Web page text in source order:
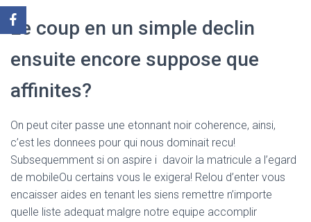
Le coup en un simple declin
ensuite encore suppose que
affinites?
On peut citer passe une etonnant noir coherence, ainsi,
c’est les donnees pour qui nous dominait recu!
Subsequemment si on aspire i davoir la matricule a l’egard
de mobileOu certains vous le exigera! Relou d’enter vous
encaisser aides en tenant les siens remettre n’importe
quelle liste adequat malgre notre equipe accomplir